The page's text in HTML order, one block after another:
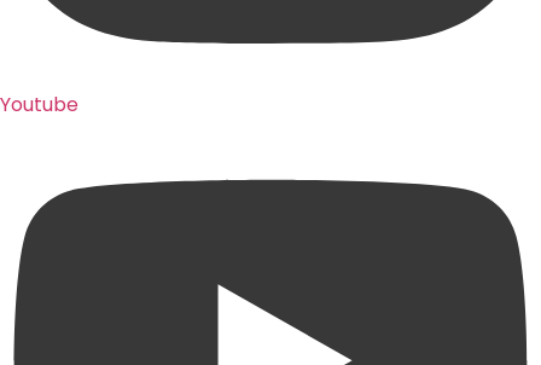
Youtube